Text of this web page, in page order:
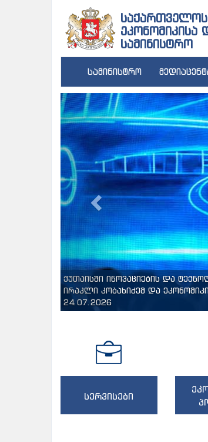
საქართველოს
ეკონომიკისა
სამინისტრო
სამინისტრო
ქუთაისში ინოვაციების და
ირაკლი კობახიძემ და
24.07.2026
Previous
სერვისები